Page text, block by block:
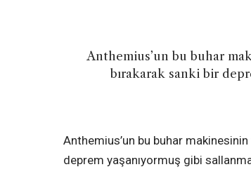
Anthemius’un bu buhar
bırakarak sanki bir
Anthemius’un bu buhar
deprem yaşanıyormuş gibi